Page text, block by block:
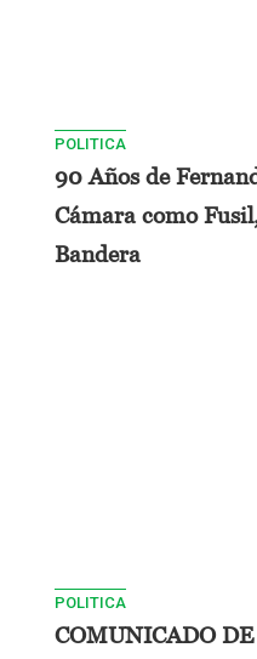
POLITICA
90 Años de
Cámara como
Bandera
POLITICA
COMUNICADO